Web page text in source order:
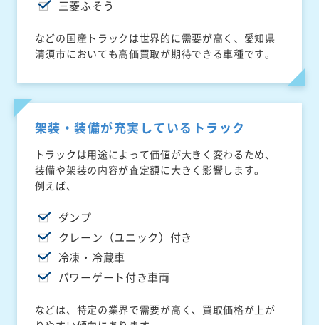
三菱ふそう
などの国産トラックは世界的に需要が高く、愛知県
清須市においても高価買取が期待できる車種です。
架装・装備が充実しているトラック
トラックは用途によって価値が大きく変わるため、
装備や架装の内容が査定額に大きく影響します。
例えば、
ダンプ
クレーン（ユニック）付き
冷凍・冷蔵車
パワーゲート付き車両
などは、特定の業界で需要が高く、買取価格が上が